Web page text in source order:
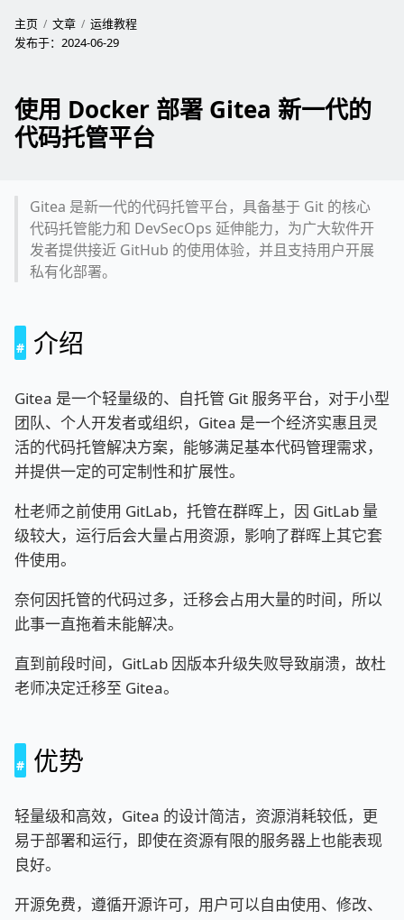
主页 文章
运维教程
发布于： 2024-06-29
使用 Docker 部署 Gitea 新一代的
代码托管平台
Gitea 是新一代的代码托管平台，具备基于 Git 的核心
代码托管能力和 DevSecOps 延伸能力，为广大软件开
发者提供接近 GitHub 的使用体验，并且支持用户开展
私有化部署。
介绍
Gitea 是一个轻量级的、自托管 Git 服务平台，对于小型
团队、个人开发者或组织，Gitea 是一个经济实惠且灵
活的代码托管解决方案，能够满足基本代码管理需求，
并提供一定的可定制性和扩展性。
杜老师之前使用 GitLab，托管在群晖上，因 GitLab 量
级较大，运行后会大量占用资源，影响了群晖上其它套
件使用。
奈何因托管的代码过多，迁移会占用大量的时间，所以
此事一直拖着未能解决。
直到前段时间，GitLab 因版本升级失败导致崩溃，故杜
老师决定迁移至 Gitea。
优势
轻量级和高效，Gitea 的设计简洁，资源消耗较低，更
易于部署和运行，即使在资源有限的服务器上也能表现
良好。
开源免费，遵循开源许可，用户可以自由使用、修改、